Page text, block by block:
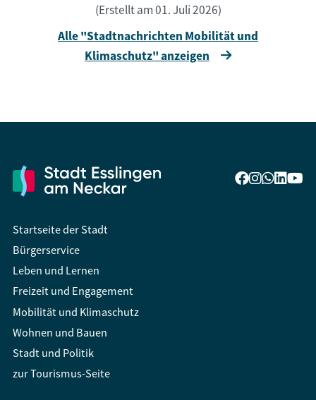
(Erstellt am 01. Juli 2026)
Alle "Stadtnachrichten Mobilität und
Klimaschutz" anzeigen
Startseite der Stadt
Bürgerservice
Leben und Lernen
Freizeit und Engagement
Mobilität und Klimaschutz
Wohnen und Bauen
Stadt und Politik
zur Tourismus-Seite